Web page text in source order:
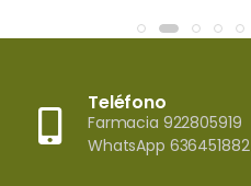
Teléfono
Farmacia 922805919
WhatsApp 636451882